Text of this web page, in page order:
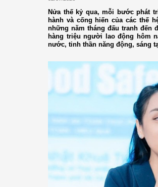
Nửa thế kỷ qua, mỗi bước phát
hành và cống hiến của các thế
những năm tháng đấu tranh đến
hàng triệu người lao động hôm
nước, tinh thần năng động, sáng